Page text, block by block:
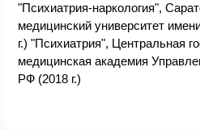
"Психиатрия-наркология",
медицинский университет
г.) "Психиатрия", Центральная
медицинская академия
РФ (2018 г.)